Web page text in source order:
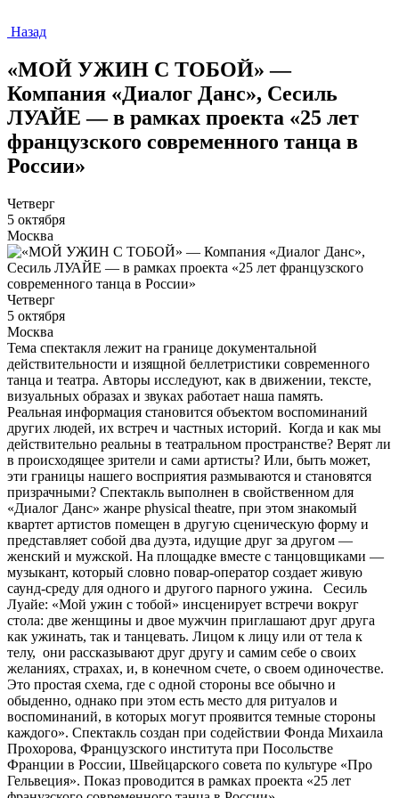
Назад
«МОЙ УЖИН С ТОБОЙ» —
Компания «Диалог Данс», Сесиль
ЛУАЙЕ — в рамках проекта «25 лет
французского современного танца в
России»
Четверг
5 октября
Москва
Четверг
5 октября
Москва
Тема спектакля лежит на границе документальной
действительности и изящной беллетристики современного
танца и театра. Авторы исследуют, как в движении, тексте,
визуальных образах и звуках работает наша память.
Реальная информация становится объектом воспоминаний
других людей, их встреч и частных историй. Когда и как мы
действительно реальны в театральном пространстве? Верят ли
в происходящее зрители и сами артисты? Или, быть может,
эти границы нашего восприятия размываются и становятся
призрачными? Спектакль выполнен в свойственном для
«Диалог Данс» жанре physical theatre, при этом знакомый
квартет артистов помещен в другую сценическую форму и
представляет собой два дуэта, идущие друг за другом —
женский и мужской. На площадке вместе с танцовщиками —
музыкант, который словно повар-оператор создает живую
саунд-среду для одного и другого парного ужина. Сесиль
Луайе: «Мой ужин с тобой» инсценирует встречи вокруг
стола: две женщины и двое мужчин приглашают друг друга
как ужинать, так и танцевать. Лицом к лицу или от тела к
телу, они рассказывают друг другу и самим себе о своих
желаниях, страхах, и, в конечном счете, о своем одиночестве.
Это простая схема, где с одной стороны все обычно и
обыденно, однако при этом есть место для ритуалов и
воспоминаний, в которых могут проявится темные стороны
каждого». Спектакль создан при содействии Фонда Михаила
Прохорова, Французского института при Посольстве
Франции в России, Швейцарского совета по культуре «Про
Гельвеция». Показ проводится в рамках проекта «25 лет